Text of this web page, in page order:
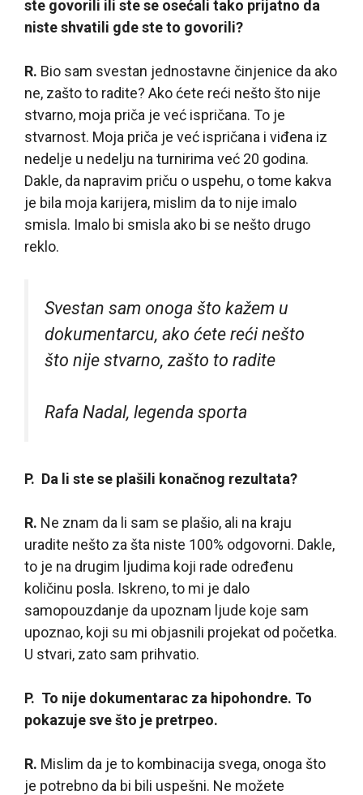
ste govorili ili ste se osećali tako prijatno da
niste shvatili gde ste to govorili?
R. Bio sam svestan jednostavne činjenice da ako
ne, zašto to radite? Ako ćete reći nešto što nije
stvarno, moja priča je već ispričana. To je
stvarnost. Moja priča je već ispričana i viđena iz
nedelje u nedelju na turnirima već 20 godina.
Dakle, da napravim priču o uspehu, o tome kakva
je bila moja karijera, mislim da to nije imalo
smisla. Imalo bi smisla ako bi se nešto drugo
reklo.
Svestan sam onoga što kažem u
dokumentarcu, ako ćete reći nešto
što nije stvarno, zašto to radite
Rafa Nadal, legenda sporta
P. Da li ste se plašili konačnog rezultata?
R. Ne znam da li sam se plašio, ali na kraju
uradite nešto za šta niste 100% odgovorni. Dakle,
to je na drugim ljudima koji rade određenu
količinu posla. Iskreno, to mi je dalo
samopouzdanje da upoznam ljude koje sam
upoznao, koji su mi objasnili projekat od početka.
U stvari, zato sam prihvatio.
P. To nije dokumentarac za hipohondre. To
pokazuje sve što je pretrpeo.
R. Mislim da je to kombinacija svega, onoga što
je potrebno da bi bili uspešni. Ne možete